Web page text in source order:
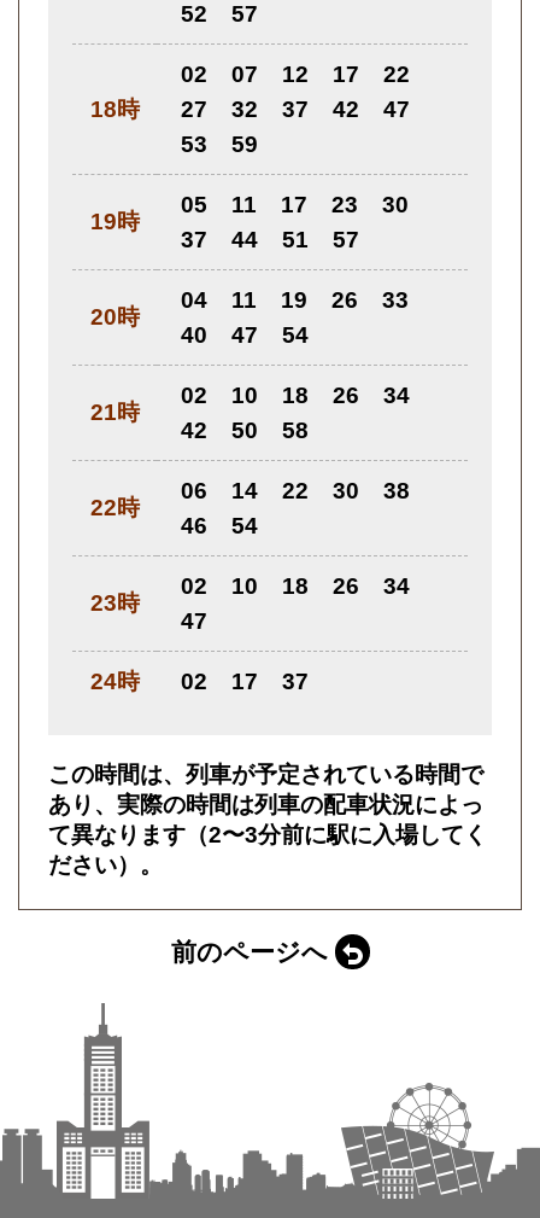
52
57
18時
02 07 12 17
22
27
32 37 42
47
53
59
19時
05 11 17 23
30
37
44 51 57
20時
04 11 19 26
33
40
47 54
21時
02 10 18 26
34
42
50 58
22時
06 14 22 30
38
46
54
23時
02 10 18 26
34
47
24時 02 17 37
この時間は、列車が予定されている時間で
あり、実際の時間は列車の配車状況によっ
て異なります（2〜3分前に駅に入場してく
ださい）。
前のページへ